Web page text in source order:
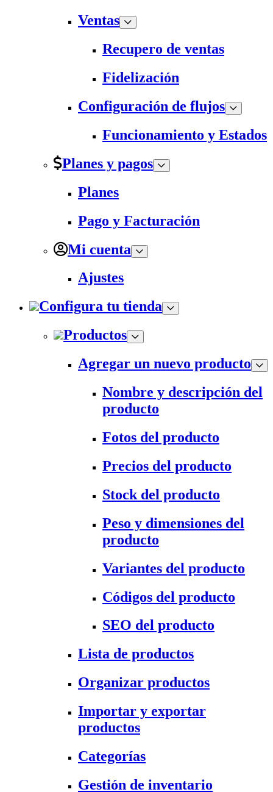
Ventas
Recupero de ventas
Fidelización
Configuración de flujos
Funcionamiento y Estados
Planes y pagos
Planes
Pago y Facturación
Mi cuenta
Ajustes
Configura tu tienda
Productos
Agregar un nuevo producto
Nombre y descripción del
producto
Fotos del producto
Precios del producto
Stock del producto
Peso y dimensiones del
producto
Variantes del producto
Códigos del producto
SEO del producto
Lista de productos
Organizar productos
Importar y exportar
productos
Categorías
Gestión de inventario